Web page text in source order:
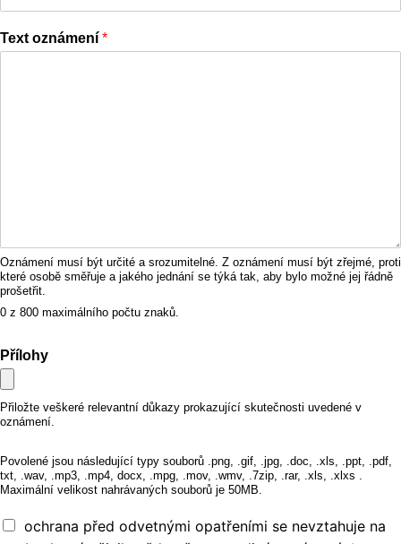
Text oznámení *
Oznámení musí být určité a srozumitelné. Z oznámení musí být zřejmé, proti
které osobě směřuje a jakého jednání se týká tak, aby bylo možné jej řádně
prošetřit.
0 z 800 maximálního počtu znaků.
Přílohy
Přiložte veškeré relevantní důkazy prokazující skutečnosti uvedené v
oznámení.
Povolené jsou následující typy souborů .png, .gif, .jpg, .doc, .xls, .ppt, .pdf,
txt, .wav, .mp3, .mp4, docx, .mpg, .mov, .wmv, .7zip, .rar, .xls, .xlxs .
Maximální velikost nahrávaných souborů je 50MB.
ochrana před odvetnými opatřeními se nevztahuje na